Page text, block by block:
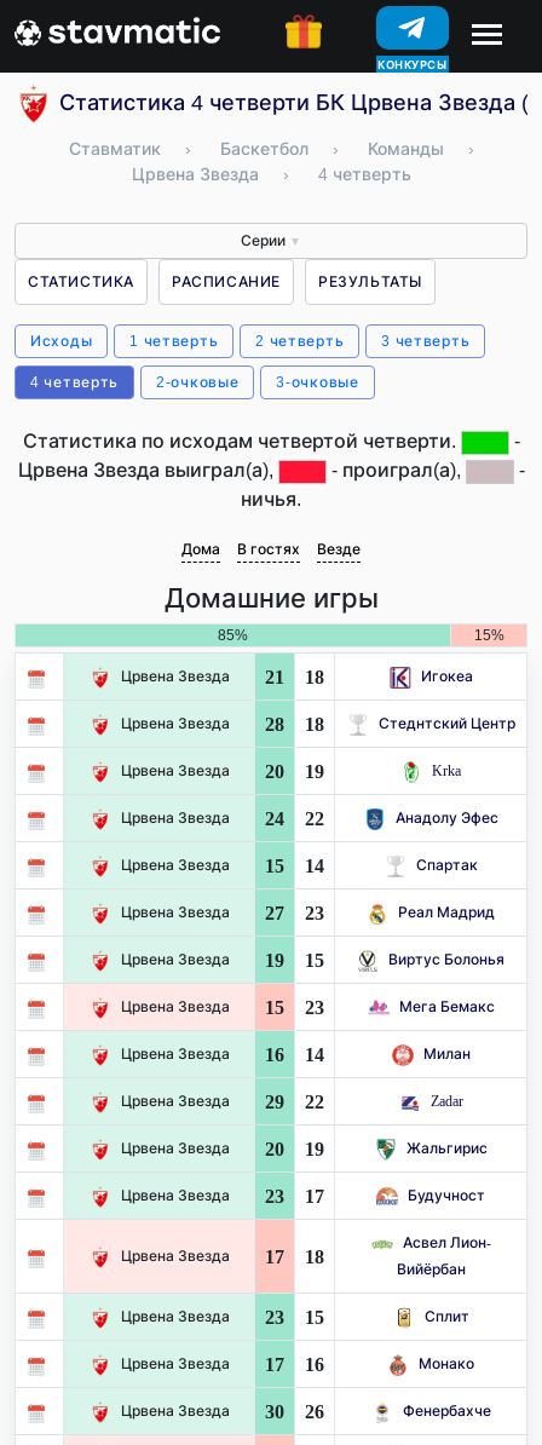
КОНКУРСЫ
Статистика 4 четверти БК Црвена Звезда
Ставматик › Баскетбол › Команды
›
Црвена Звезда
› 4 четверть
Серии ▼
СТАТИСТИКА РАСПИСАНИЕ РЕЗУЛЬТАТЫ
Исходы 1 четверть 2 четверть 3 четверть
4 четверть 2-очковые 3-очковые
Статистика по исходам четвертой четверти.
-
Црвена Звезда выиграл(а),
- проиграл(а),
-
ничья.
Дома В гостях Везде
Домашние игры
85% 15%
Црвена Звезда 21 18 Игокеа
Црвена Звезда 28 18 Стеднтский Центр
Црвена Звезда 20 19 Krka
Црвена Звезда 24 22 Анадолу Эфес
Црвена Звезда 15 14 Спартак
Црвена Звезда 27 23 Реал Мадрид
Црвена Звезда 19 15 Виртус Болонья
Црвена Звезда 15 23 Мега Бемакс
Црвена Звезда 16 14 Милан
Црвена Звезда 29 22 Zadar
Црвена Звезда 20 19 Жальгирис
Црвена Звезда 23 17 Будучност
Црвена Звезда 17 18
Асвел Лион-
Вийёрбан
Црвена Звезда 23 15 Сплит
Црвена Звезда 17 16 Монако
Црвена Звезда 30 26 Фенербахче